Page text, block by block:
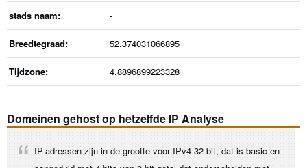
stads naam: -
Breedtegraad: 52.374031066895
Tijdzone: 4.8896899223328
Domeinen gehost op hetzelfde IP Analyse
IP-adressen zijn in de grootte voor IPv4 32 bit, dat is basic en